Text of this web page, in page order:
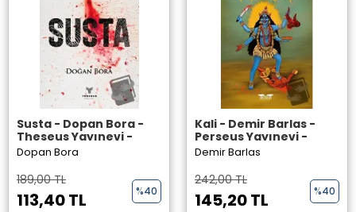
Susta - Dopan Bora -
Theseus Yayınevi -
Dopan Bora
189,00 TL
113,40 TL %40
Kali - Demir Barlas -
Perseus Yayınevi -
Demir Barlas
242,00 TL
145,20 TL %40